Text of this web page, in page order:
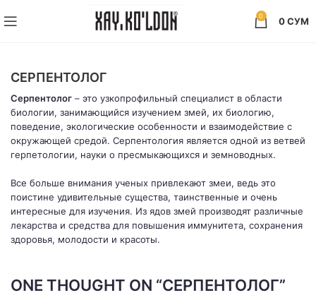
0 0СУМ
СЕРПЕНТОЛОГ
Серпентолог – это узкопрофильный специалист в области
биологии, занимающийся изучением змей, их биологию,
поведение, экологические особенности и взаимодействие с
окружающей средой. Серпентология является одной из ветвей
герпетологии, науки о пресмыкающихся и земноводных.
Все больше внимания ученых привлекают змеи, ведь это
поистине удивительные существа, таинственные и очень
интересные для изучения. Из ядов змей производят различные
лекарства и средства для повышения иммунитета, сохранения
здоровья, молодости и красоты.
ONE THOUGHT ON “СЕРПЕНТОЛОГ”